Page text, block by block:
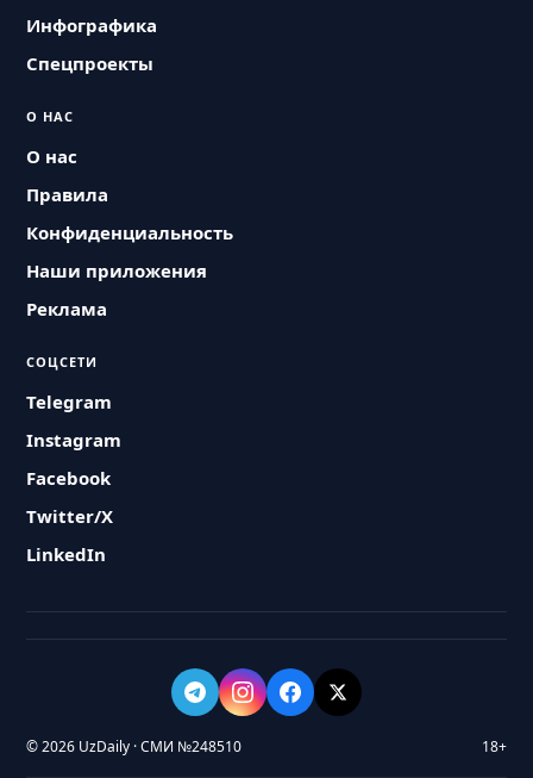
Инфографика
Спецпроекты
О НАС
О нас
Правила
Конфиденциальность
Наши приложения
Реклама
СОЦСЕТИ
Telegram
Instagram
Facebook
Twitter/X
LinkedIn
© 2026 UzDaily · СМИ №248510 18+